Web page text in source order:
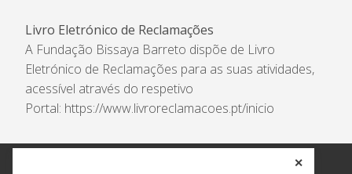
✕
Livro Eletrónico de Reclamações
A Fundação Bissaya Barreto dispõe de Livro
Eletrónico de Reclamações para as suas atividades,
acessível através do respetivo
Portal: https://www.livroreclamacoes.pt/inicio